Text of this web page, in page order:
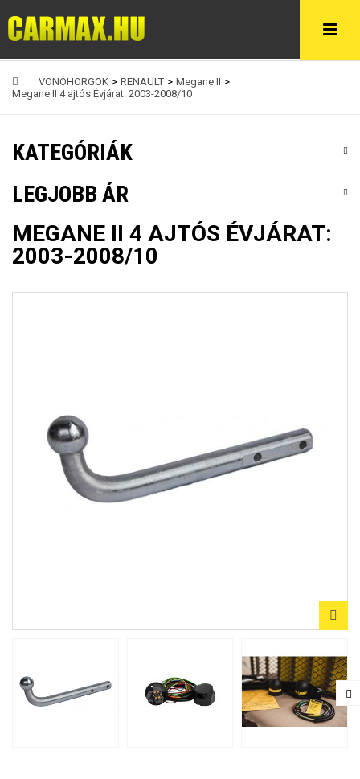
VONÓHORGOK > RENAULT > Megane II >
Megane II 4 ajtós Évjárat: 2003-2008/10
KATEGÓRIÁK
LEGJOBB ÁR
MEGANE II 4 AJTÓS ÉVJÁRAT:
2003-2008/10